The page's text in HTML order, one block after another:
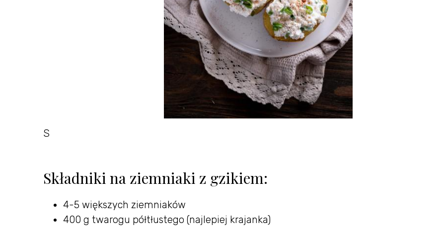
S
Składniki na ziemniaki z gzikiem:
4-5 większych ziemniaków
400 g twarogu półtłustego (najlepiej krajanka)